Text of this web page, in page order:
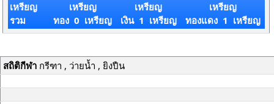
เหรียญ
รวม
เหรียญ
ทอง 0 เหรียญ
เหรียญ
เงิน 1 เหรียญ
เหรียญ
ทองแดง 1 เหรียญ
สถิติกีฬากรีฑา , ว่ายน้ำ , ยิงปืน